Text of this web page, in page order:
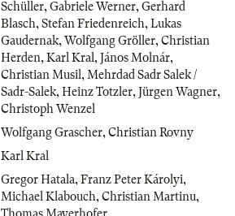
Schüller,Gabriele Werner,Gerhard
Blasch,Stefan Friedenreich,Lukas
Gaudernak,Wolfgang Gröller,Christian
Herden,Karl Kral,János Molnár,
Christian Musil,Mehrdad Sadr Salek /
Sadr-Salek,Heinz Totzler,Jürgen Wagner,
Christoph Wenzel
Wolfgang Grascher,Christian Rovny
Karl Kral
Gregor Hatala,Franz Peter Károlyi,
Michael Klabouch,Christian Martinu,